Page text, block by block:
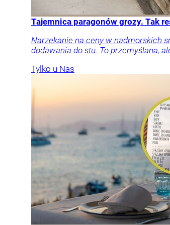
Tajemnica paragonów grozy. Tak
Narzekanie na ceny w nadmorskich
dodawania do stu. To przemyślana,
Tylko u Nas